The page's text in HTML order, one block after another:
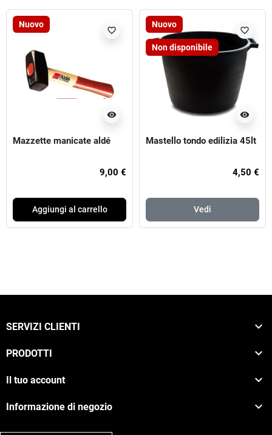
Nuovo
visibility
favorite_border
Mazzette manicate aldé
9,00 €
Aggiungi al carrello
Nuovo
Non disponibile
visibility
favorite_border
Mastello tondo edilizia 45lt
4,50 €
Vedi
SERVIZI CLIENTI 
PRODOTTI 
Il tuo account 
Informazione di negozio 